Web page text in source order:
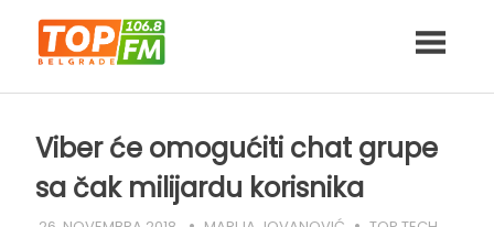
content
Viber će omogućiti chat grupe
sa čak milijardu korisnika